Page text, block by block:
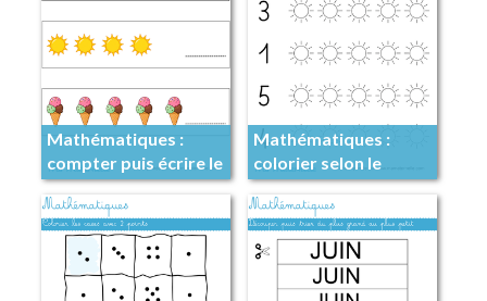
Mathématiques :
compter puis écrire le
nombre
Mathématiques :
colorier selon le
nombre indiqué